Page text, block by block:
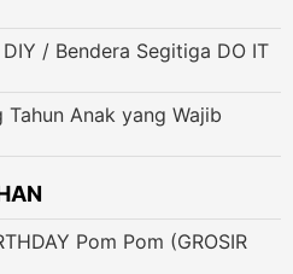
/ Bendera Segitiga DO IT
Anak yang Wajib
Pom Pom (GROSIR